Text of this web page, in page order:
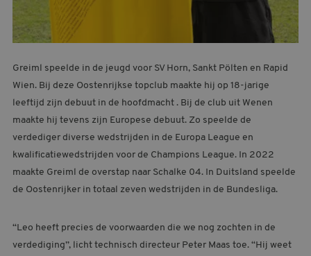
Greiml speelde in de jeugd voor SV Horn, Sankt Pölten en Rapid
Wien. Bij deze Oostenrijkse topclub maakte hij op 18-jarige
leeftijd zijn debuut in de hoofdmacht . Bij de club uit Wenen
maakte hij tevens zijn Europese debuut. Zo speelde de
verdediger diverse wedstrijden in de Europa League en
kwalificatiewedstrijden voor de Champions League. In 2022
maakte Greiml de overstap naar Schalke 04. In Duitsland speelde
de Oostenrijker in totaal zeven wedstrijden in de Bundesliga.
“Leo heeft precies de voorwaarden die we nog zochten in de
verdediging”, licht technisch directeur Peter Maas toe. “Hij weet